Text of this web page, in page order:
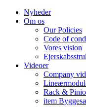
Nyheder
Om os
Our Policies
Code of
Vores vision
Videoer
Company
Rack &
item